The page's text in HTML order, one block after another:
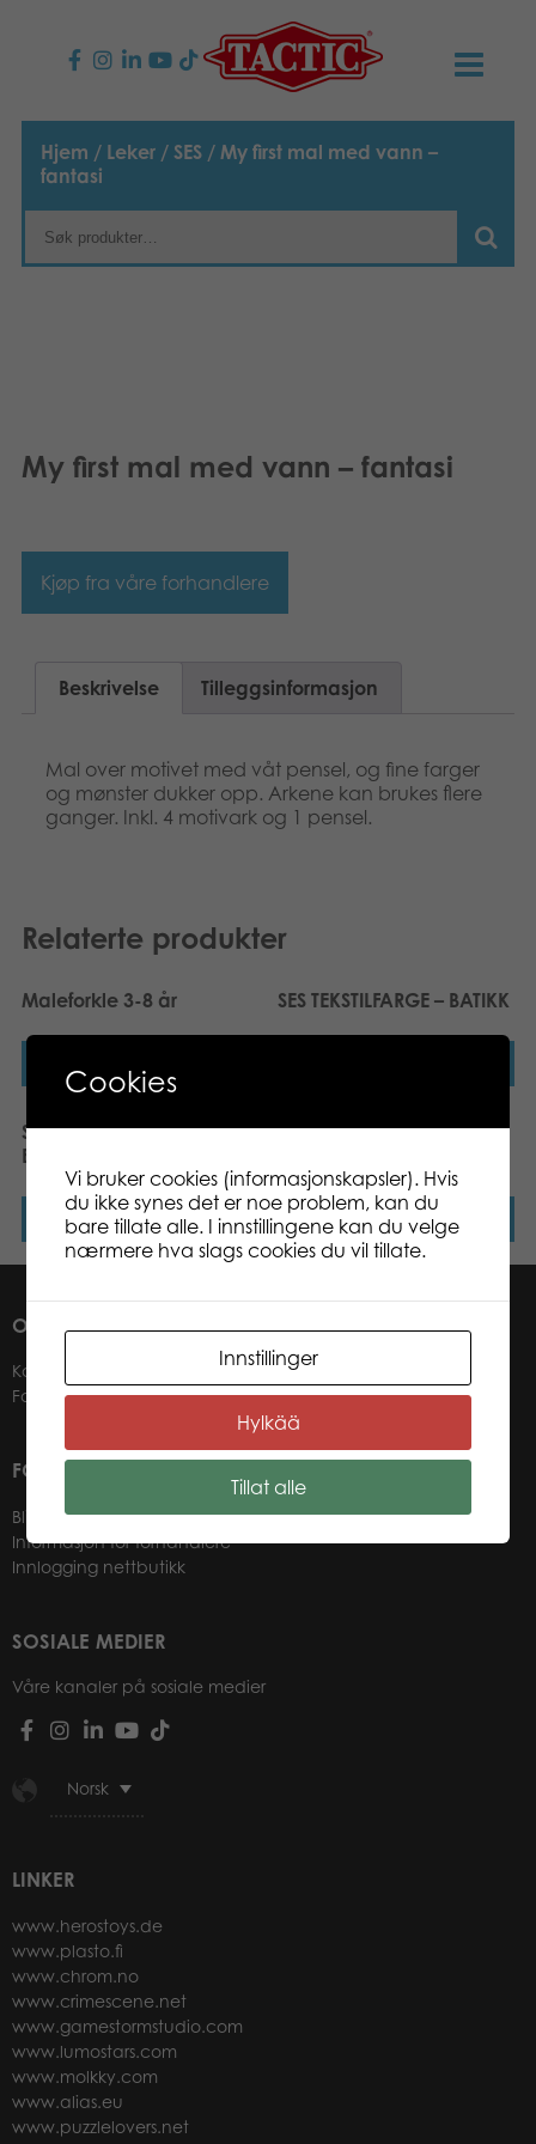
PRODUKTER
Barnespill
Familiespill
Arkiverte produkter
TACTIC
Hjem / Leker / SES / My first mal med vann –
fantasi
My first mal med vann – fantasi
Kjøp fra våre forhandlere
Beskrivelse Tilleggsinformasjon
Mal over motivet med våt pensel, og fine farger
og mønster dukker opp. Arkene kan brukes flere
ganger. Inkl. 4 motivark og 1 pensel.
Relaterte produkter
Maleforkle 3-8 år SES TEKSTILFARGE – BATIKK
SES TATOVERING
ENHJØRNING
Les mer
SES PAPIRFLY
Les mer
OM OSS
Kontakter
Forhandlere
FOR VÅRE KUNDER
Bli forhandler
Informasjon for forhandlere
Innlogging nettbutikk
SOSIALE MEDIER
Våre kanaler på sosiale medier
Norsk
LINKER
www.herostoys.de
www.plasto.fi
www.chrom.no
www.crimescene.net
www.gamestormstudio.com
www.lumostars.com
www.molkky.com
www.alias.eu
www.puzzlelovers.net
Cookies
Vi bruker cookies (informasjonskapsler). Hvis
du ikke synes det er noe problem, kan du
bare tillate alle. I innstillingene kan du velge
nærmere hva slags cookies du vil tillate.
Innstillinger
Hylkää
Tillat alle